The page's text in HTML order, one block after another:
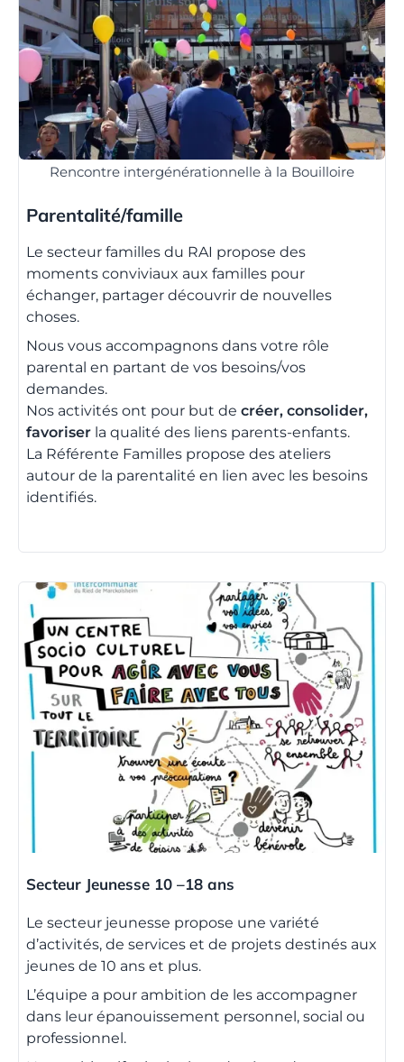
Rencontre intergénérationnelle à la Bouilloire
Parentalité/famille
Le secteur familles du RAI propose des
moments conviviaux aux familles pour
échanger, partager découvrir de nouvelles
choses.
Nous vous accompagnons dans votre rôle
parental en partant de vos besoins/vos
demandes.
Nos activités ont pour but de créer, consolider,
favoriser la qualité des liens parents-enfants.
La Référente Familles propose des ateliers
autour de la parentalité en lien avec les besoins
identifiés.
Secteur Jeunesse 10 –18 ans
Le secteur jeunesse propose une variété
d’activités, de services et de projets destinés aux
jeunes de 10 ans et plus.
L’équipe a pour ambition de les accompagner
dans leur épanouissement personnel, social ou
professionnel.